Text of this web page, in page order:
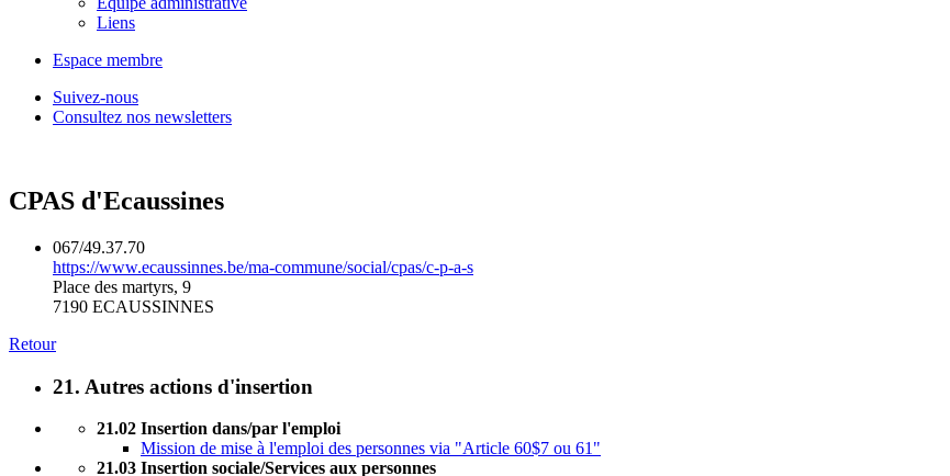
Liens
Espace membre
Suivez-nous
Consultez nos newsletters
CPAS d'Ecaussines
067/49.37.70
https://www.ecaussinnes.be/ma-commune/social/cpas/c-p-a-s
Place des martyrs, 9
7190 ECAUSSINNES
Retour
21. Autres actions d'insertion
21.02 Insertion dans/par l'emploi
Mission de mise à l'emploi des personnes via "Article 60$7 ou 61"
21.03 Insertion sociale/Services aux personnes